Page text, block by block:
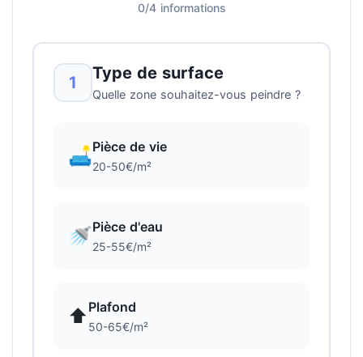
0/4 informations
1 Type de surface
Quelle zone souhaitez-vous peindre ?
🛋️Pièce de vie
20-50€/m²
🚿Pièce d'eau
25-55€/m²
⬆️ Plafond
50-65€/m²